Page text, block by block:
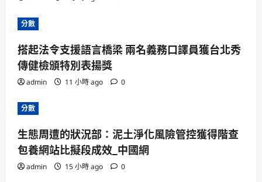
分數
搭起法令支援語言橋梁 兩名義務口譯員獲台北秀
傳健檢頒特別表揚獎
admin 11 小時 ago 0
分數
生態周遭的狀況部：泥土淨化風險管控獲得階查
包養網站比擬段成效_中國網
admin 15 小時 ago 0